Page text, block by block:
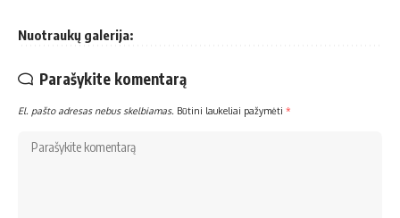
Nuotraukų galerija:
Parašykite komentarą
El. pašto adresas nebus skelbiamas. Būtini laukeliai pažymėti *